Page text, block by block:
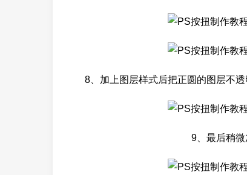
8、加上图层样式后把正圆的图层不
9、最后稍微